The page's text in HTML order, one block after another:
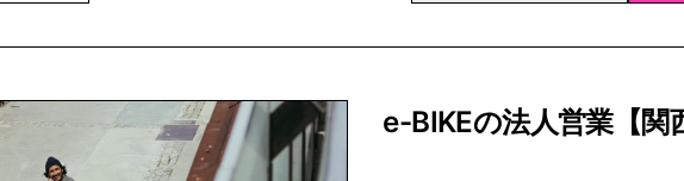
ースビジネスがメインで香港より日本国内ヘ
シッピング ※スマホ１つで簡単にカスタムオ
ーダーが可能 ※オーダーを受け手から製作す
るため、サスティナビリティ対応も HP :
e-BIKEの法人営業【関